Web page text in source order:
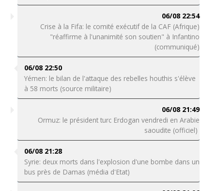
06/08 22:54
Crise à la Fifa: le comité exécutif de la CAF (Afrique)
"réaffirme à l'unanimité son soutien" à Infantino
(communiqué)
06/08 22:50
Yémen: le bilan de l'attaque des rebelles houthis s'élève
à 58 morts (source militaire)
06/08 21:49
Ormuz: le président turc Erdogan vendredi en Arabie
saoudite (officiel)
06/08 21:28
Syrie: deux morts dans l'explosion d'une bombe dans un
bus près de Damas (média d'Etat)